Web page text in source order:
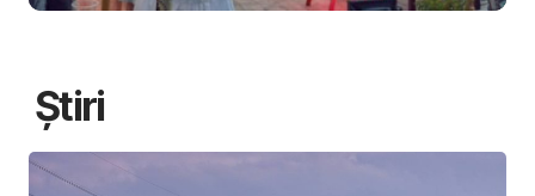
Știri